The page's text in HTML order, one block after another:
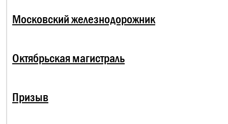
Московский железнодорожник
Октябрьская магистраль
Призыв